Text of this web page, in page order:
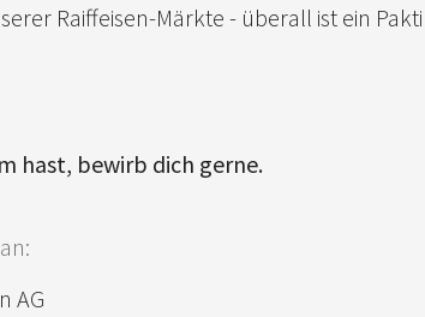
Raiffeisen-Märkte - überall ist ein
hast, bewirb dich gerne.
AG